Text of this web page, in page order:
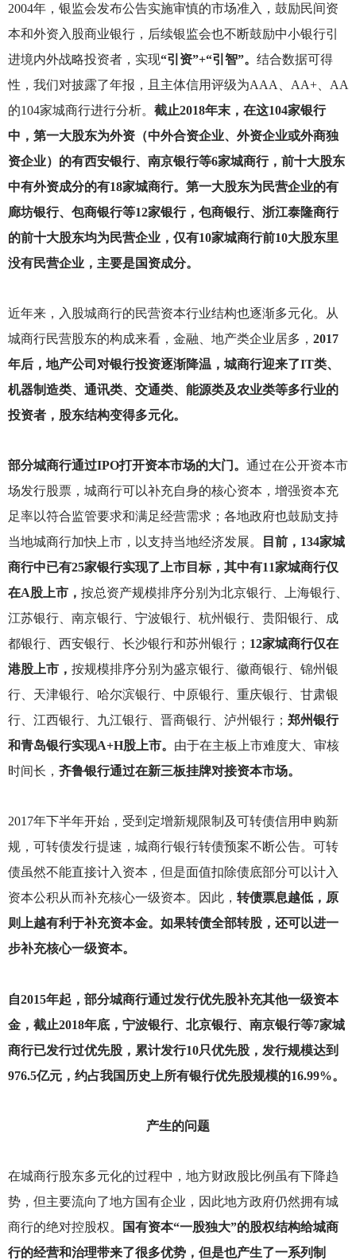
2004年，银监会发布公告实施审慎的市场准入，鼓励民间资
本和外资入股商业银行，后续银监会也不断鼓励中小银行引
进境内外战略投资者，实现“引资”+“引智”。 结合数据可得
性，我们对披露了年报，且主体信用评级为AAA、AA+、AA
的104家城商行进行分析。 截止2018年末，在这104家银行
中，第一大股东为外资（中外合资企业、外资企业或外商独
资企业）的有西安银行、南京银行等6家城商行，前十大股东
中有外资成分的有18家城商行。第一大股东为民营企业的有
廊坊银行、包商银行等12家银行，包商银行、浙江泰隆商行
的前十大股东均为民营企业，仅有10家城商行前10大股东里
没有民营企业，主要是国资成分。
近年来，入股城商行的民营资本行业结构也逐渐多元化。从
城商行民营股东的构成来看，金融、地产类企业居多， 2017
年后，地产公司对银行投资逐渐降温，城商行迎来了IT类、
机器制造类、通讯类、交通类、能源类及农业类等多行业的
投资者，股东结构变得多元化。
部分城商行通过IPO打开资本市场的大门。 通过在公开资本市
场发行股票，城商行可以补充自身的核心资本，增强资本充
足率以符合监管要求和满足经营需求；各地政府也鼓励支持
当地城商行加快上市，以支持当地经济发展。
目前，134家城
商行中已有25家银行实现了上市目标，其中有11家城商行仅
在A股上市， 按总资产规模排序分别为北京银行、上海银行、
江苏银行、南京银行、宁波银行、杭州银行、贵阳银行、成
都银行、西安银行、长沙银行和苏州银行； 12家城商行仅在
港股上市， 按规模排序分别为盛京银行、徽商银行、锦州银
行、天津银行、哈尔滨银行、中原银行、重庆银行、甘肃银
行、江西银行、九江银行、晋商银行、泸州银行； 郑州银行
和青岛银行实现A+H股上市。 由于在主板上市难度大、审核
时间长，齐鲁银行通过在新三板挂牌对接资本市场。
2017年下半年开始，受到定增新规限制及可转债信用申购新
规，可转债发行提速，城商行银行转债预案不断公告。可转
债虽然不能直接计入资本，但是面值扣除债底部分可以计入
资本公积从而补充核心一级资本。因此， 转债票息越低，原
则上越有利于补充资本金。如果转债全部转股，还可以进一
步补充核心一级资本。
自2015年起，部分城商行通过发行优先股补充其他一级资本
金，截止2018年底，宁波银行、北京银行、南京银行等7家城
商行已发行过优先股，累计发行10只优先股，发行规模达到
976.5亿元，约占我国历史上所有银行优先股规模的16.99%。
产生的问题
在城商行股东多元化的过程中，地方财政股比例虽有下降趋
势，但主要流向了地方国有企业，因此地方政府仍然拥有城
商行的绝对控股权。
国有资本“一股独大”的股权结构给城商
行的经营和治理带来了很多优势，但是也产生了一系列制